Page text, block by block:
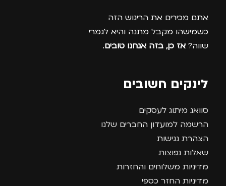
אתם מכירים את הריגוש הזה
כשמישהו מקבל מתנה והיא לגמרי
שווה? אז כן, בזה אנחנו טובים.
לינקים חשובים
סוואג מיתוג לעסקים
הרשמה למועדון החברים שלנו
הצהרת נגישות
שאלות נפוצות
מדיניות משלוחים והחזרות
מדיניות החזר כספי